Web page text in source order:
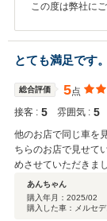
この度は弊社に
これからもどう
とても満足です。
総合評価 5点
接客 : 5 雰囲気 : 5
他のお店で同じ車を
ちらのお店で見せて
めさせていただきまし
あんちゃん
購入年月： 2025/02
購入した車：メルセ